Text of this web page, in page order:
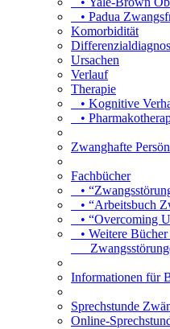
• Padua
Komorbidität
Ursachen
Verlauf
Therapie
• Kognitive
•
Zwanghafte
Fachbücher
•
• “Arbeitsbuch
• “Overcoming
• Weitere
Informationen für
Sprechstunde
Online-